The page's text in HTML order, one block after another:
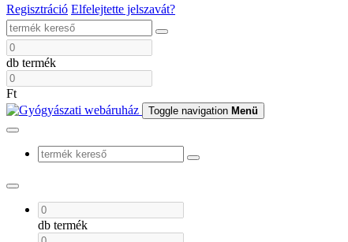
Regisztráció Elfelejtette jelszavát?
db termék
Ft
Toggle navigation Menü
db termék